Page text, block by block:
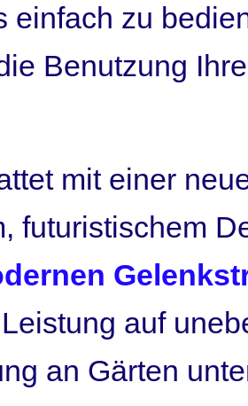
einfach zu
Benutzung
mit einer
futuristischem
auf
an Gärten